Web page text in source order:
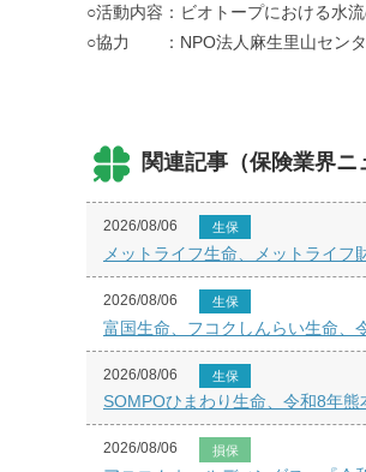
○活動内容：ビオトープにおける水
○協力 ：NPO法人麻生里山セン
関連記事（保険業界ニ
2026/08/06 生保
メットライフ生命、メットライ
2026/08/06 生保
富国生命、フコクしんらい生命、
2026/08/06 生保
SOMPOひまわり生命、令和8年
2026/08/06 損保